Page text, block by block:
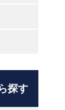
探す